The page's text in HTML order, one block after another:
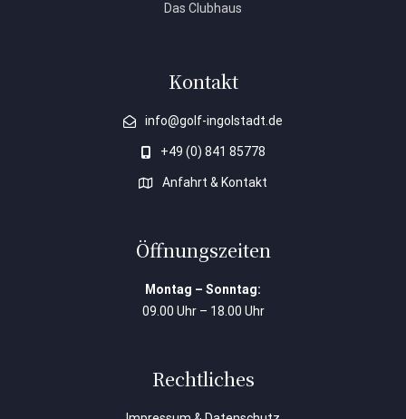
Das Clubhaus
Kontakt
info@golf-ingolstadt.de
+49 (0) 841 85778
Anfahrt & Kontakt
Öffnungszeiten
Montag – Sonntag:
09.00 Uhr – 18.00 Uhr
Rechtliches